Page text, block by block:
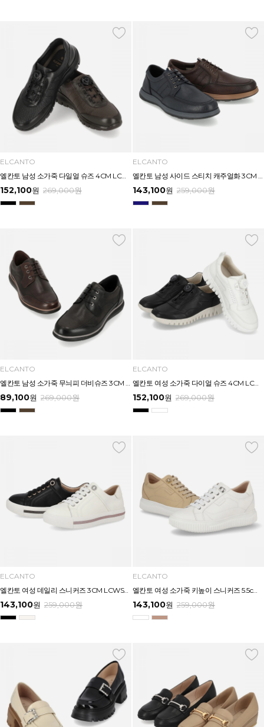
ELCANTO
엘칸토 남성 소가죽 다일얼 슈즈 4CM LCMC55U613
152,100원 269,000원
ELCANTO
엘칸토 남성 사이드 스티치 캐주얼화 3CM LCMC54U613
143,100원 259,000원
ELCANTO
엘칸토 남성 소가죽 무늬피 더비슈즈 3CM LCMC35U613
89,100원 269,000원
ELCANTO
엘칸토 여성 소가죽 다이얼 슈즈 4CM LCWC38U613
152,100원 269,000원
ELCANTO
엘칸토 여성 데일리 스니커즈 3CM LCWS21U613
143,100원 259,000원
ELCANTO
엘칸토 여성 소가죽 키높이 스니커즈 5.5cmCM LCWS20U613
143,100원 259,000원